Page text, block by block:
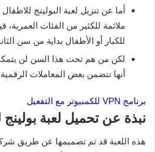
أما عن تنزيل لعبة البولينج
ملائمة للكثير من الفئات العمرية،
للكبار أو الأطفال بداية من سن
لكن من هم تحت هذا السن لن
أنها تتضمن بعض المعاملات
برنامج VPN للكمبيوتر مع التفعيل
نبذة عن تحميل لعبة بولينج